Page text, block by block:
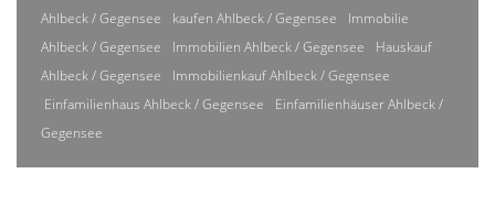
Ahlbeck / Gegensee
kaufen Ahlbeck / Gegensee
Immobilie
Ahlbeck / Gegensee
Immobilien Ahlbeck / Gegensee
Hauskauf
Ahlbeck / Gegensee
Immobilienkauf Ahlbeck / Gegensee
Einfamilienhaus Ahlbeck / Gegensee
Einfamilienhäuser Ahlbeck /
Gegensee